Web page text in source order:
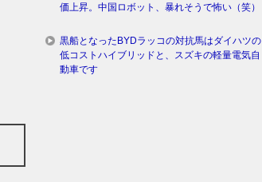
価上昇。中国ロボット、暴れそうで怖い（笑）
黒船となったBYDラッコの対抗馬はダイハツの
低コストハイブリッドと、スズキの軽量電気自
動車です